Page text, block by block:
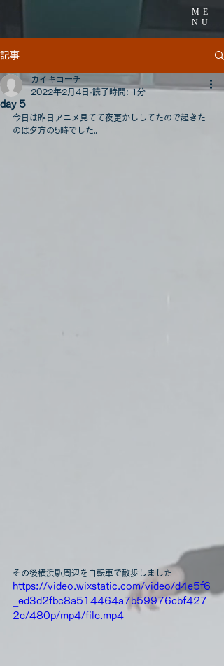
ME
NU
記事
day 5
カイキコーチ
2022年2月4日 読了時間: 1分
今日は昨日アニメ見てて夜更かししてたので起きた
のは夕方の5時でした。
その後横浜駅周辺を自転車で散歩しました
https://video.wixstatic.com/video/d4e5f6
_ed3d2fbc8a514464a7b59976cbf427
2e/480p/mp4/file.mp4